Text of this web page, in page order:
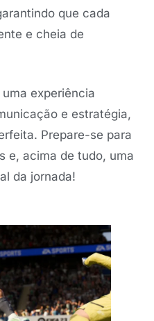
que cada
e cheia de
experiência
e estratégia,
Prepare-se para
e, acima de tudo, uma
da jornada!